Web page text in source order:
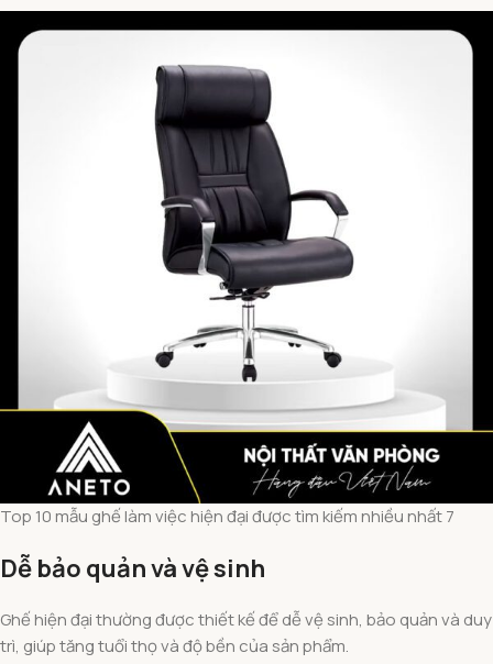
Top 10 mẫu ghế làm việc hiện đại được tìm kiếm nhiều nhất 7
Dễ bảo quản và vệ sinh
Ghế hiện đại thường được thiết kế để dễ vệ sinh, bảo quản và duy
trì, giúp tăng tuổi thọ và độ bền của sản phẩm.